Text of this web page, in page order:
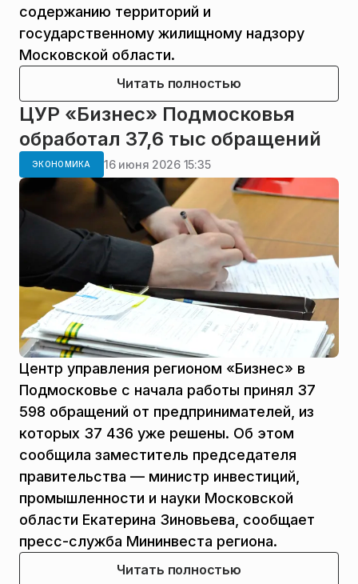
содержанию территорий и
государственному жилищному надзору
Московской области.
Читать полностью
ЦУР «Бизнес» Подмосковья
обработал 37,6 тыс обращений
ЭКОНОМИКА 16 июня 2026 15:35
Центр управления регионом «Бизнес» в
Подмосковье с начала работы принял 37
598 обращений от предпринимателей, из
которых 37 436 уже решены. Об этом
сообщила заместитель председателя
правительства — министр инвестиций,
промышленности и науки Московской
области Екатерина Зиновьева, сообщает
пресс-служба Мининвеста региона.
Читать полностью